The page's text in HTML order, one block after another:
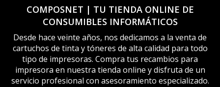
COMPOSNET | TU TIENDA ONLINE DE
CONSUMIBLES INFORMÁTICOS
Desde hace veinte años, nos dedicamos a la venta de
cartuchos de tinta y tóneres de alta calidad para todo
tipo de impresoras. Compra tus recambios para
impresora en nuestra tienda online y disfruta de un
servicio profesional con asesoramiento especializado.